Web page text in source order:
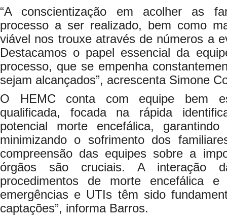
“A conscientização em acolher as
processo a ser realizado, bem como
viável nos trouxe através de números a
Destacamos o papel essencial da
processo, que se empenha
sejam alcançados”, acrescenta Simone
O HEMC conta com equipe bem
qualificada, focada na rápida
potencial morte encefálica,
minimizando o sofrimento dos
compreensão das equipes sobre a
órgãos são cruciais. A interação
procedimentos de morte encefálica
emergências e UTIs têm sido
captações”, informa Barros.